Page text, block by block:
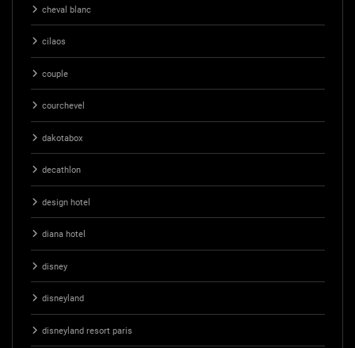
cheval blanc
cilaos
couple
courchevel
dakotabox
decathlon
design hotel
diana hotel
disney
disneyland
disneyland resort paris